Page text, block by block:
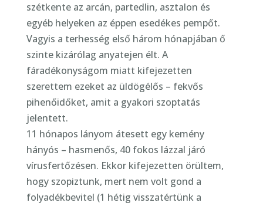
szétkente az arcán, partedlin, asztalon és
egyéb helyeken az éppen esedékes pempőt.
Vagyis a terhesség első három hónapjában ő
szinte kizárólag anyatejen élt. A
fáradékonyságom miatt kifejezetten
szerettem ezeket az üldögélős – fekvős
pihenőidőket, amit a gyakori szoptatás
jelentett.
11 hónapos lányom átesett egy kemény
hányós – hasmenős, 40 fokos lázzal járó
vírusfertőzésen. Ekkor kifejezetten örültem,
hogy szopiztunk, mert nem volt gond a
folyadékbevitel (1 hétig visszatértünk a